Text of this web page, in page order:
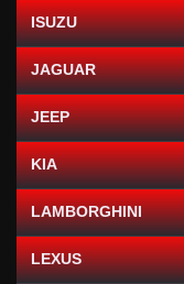
ISUZU
JAGUAR
JEEP
KIA
LAMBORGHINI
LEXUS